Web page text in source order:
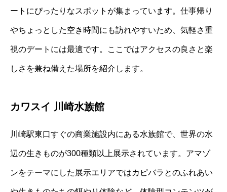
ートにぴったりなスポットが集まっています。仕事帰り
やちょっとした空き時間にも訪れやすいため、気軽さ重
視のデートには最適です。ここではアクセスの良さと楽
しさを兼ね備えた場所を紹介します。
カワスイ 川崎水族館
川崎駅東口すぐの商業施設内にある水族館で、世界の水
辺の生きものが300種類以上展示されています。アマゾ
ンをテーマにした展示エリアではカピバラとのふれあい